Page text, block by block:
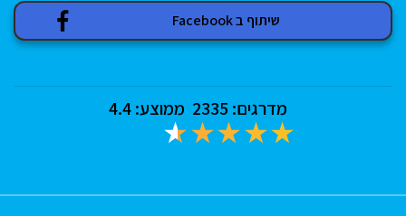
שיתוף ב Facebook
מדרגים: 2335 ממוצע:4.4